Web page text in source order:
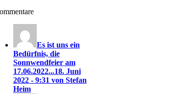
Es ist uns ein
Bedürfnis, die
Sonnwendfeier am
17.06.2022...18. Juni
2022 - 9:31 von Stefan
Heim